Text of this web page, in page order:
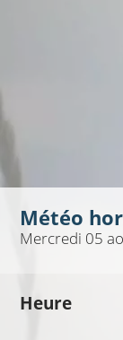
Météo
Mercredi 05
Heure